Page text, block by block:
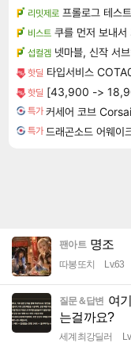
리밋제로 프롤로그 테스
비스트 쿠를 먼저 보내서
섭컬겜 넷마블, 신작 서
핫딜 타입서비스
핫딜 [43,900 ->
특가 커세어 코브
특가
팬아트 명조
따봉또치 Lv.63
질문＆답변 여
는걸까요?
세계최강딜러